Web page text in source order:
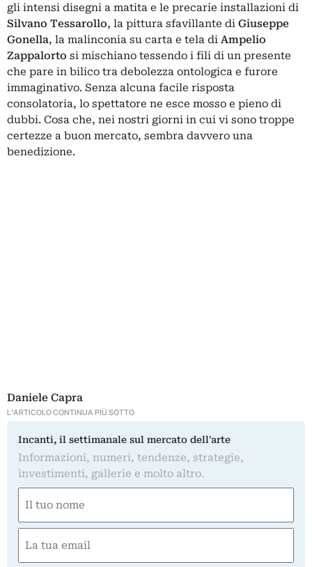
gli intensi disegni a matita e le precarie installazioni di
Silvano Tessarollo, la pittura sfavillante di Giuseppe
Gonella, la malinconia su carta e tela di Ampelio
Zappalorto si mischiano tessendo i fili di un presente
che pare in bilico tra debolezza ontologica e furore
immaginativo. Senza alcuna facile risposta
consolatoria, lo spettatore ne esce mosso e pieno di
dubbi. Cosa che, nei nostri giorni in cui vi sono troppe
certezze a buon mercato, sembra davvero una
benedizione.
Daniele Capra
L'ARTICOLO CONTINUA PIÙ SOTTO
Incanti, il settimanale sul mercato dell'arte
Informazioni, numeri, tendenze, strategie,
investimenti, gallerie e molto altro.
(Required)
First
(Required)